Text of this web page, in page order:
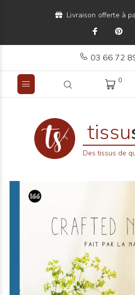
Livraison offerte à
03 66 72
0
tissu
Des tissus de